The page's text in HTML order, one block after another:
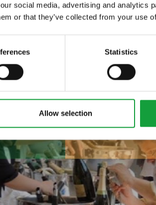
social media, advertising and analytics
or that they’ve collected from your use
Statistics
Allow selection
nel